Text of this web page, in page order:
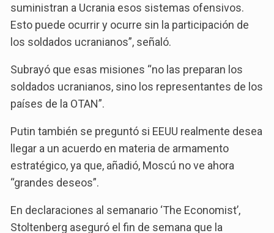
suministran a Ucrania esos sistemas ofensivos.
Esto puede ocurrir y ocurre sin la participación de
los soldados ucranianos”, señaló.
Subrayó que esas misiones “no las preparan los
soldados ucranianos, sino los representantes de los
países de la OTAN”.
Putin también se preguntó si EEUU realmente desea
llegar a un acuerdo en materia de armamento
estratégico, ya que, añadió, Moscú no ve ahora
“grandes deseos”.
En declaraciones al semanario ‘The Economist’,
Stoltenberg aseguró el fin de semana que la